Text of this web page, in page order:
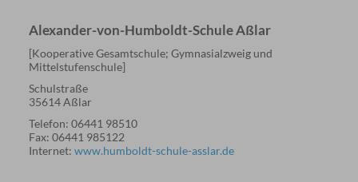
Alexander-von-Humboldt-Schule Aßlar
[Kooperative Gesamtschule; Gymnasialzweig und
Mittelstufenschule]
Schulstraße
35614 Aßlar
Telefon: 06441 98510
Fax: 06441 985122
Internet: www.humboldt-schule-asslar.de